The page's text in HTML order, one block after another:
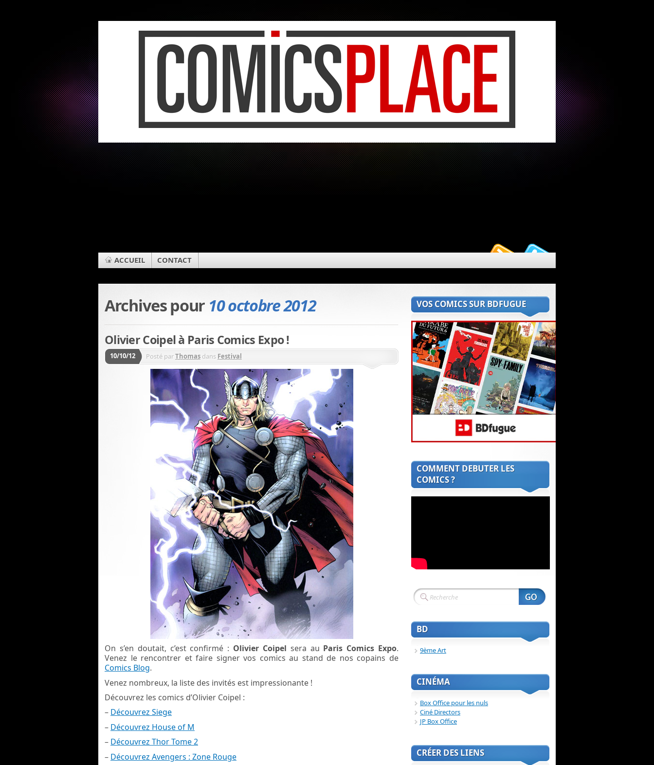
ACCUEIL CONTACT
Archives pour 10 octobre 2012
Olivier Coipel à Paris Comics Expo !
10/10/12 Posté parThomas dans Festival
On s’en doutait, c’est confirmé : Olivier Coipel sera au Paris Comics Expo.
Venez le rencontrer et faire signer vos comics au stand de nos copains de
Comics Blog.
Venez nombreux, la liste des invités est impressionante !
Découvrez les comics d’Olivier Coipel :
– Découvrez Siege
– Découvrez House of M
– Découvrez Thor Tome 2
– Découvrez Avengers : Zone Rouge
VOS COMICS SUR BDFUGUE
COMMENT DEBUTER LES
COMICS ?
BD
9ème Art
CINÉMA
Box Office pour les nuls
Ciné Directors
JP Box Office
CRÉER DES LIENS